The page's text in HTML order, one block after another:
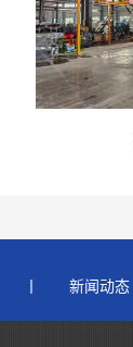
新闻动态